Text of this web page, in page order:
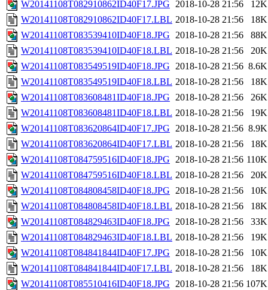
W20141108T082910862ID40F17.JPG 2018-10-28 21:56
12K
W20141108T082910862ID40F17.LBL 2018-10-28 21:56
18K
W20141108T083539410ID40F18.JPG 2018-10-28 21:56
88K
W20141108T083539410ID40F18.LBL 2018-10-28 21:56
20K
W20141108T083549519ID40F18.JPG 2018-10-28 21:56 8.6K
W20141108T083549519ID40F18.LBL 2018-10-28 21:56
18K
W20141108T083608481ID40F18.JPG 2018-10-28 21:56
26K
W20141108T083608481ID40F18.LBL 2018-10-28 21:56
19K
W20141108T083620864ID40F17.JPG 2018-10-28 21:56 8.9K
W20141108T083620864ID40F17.LBL 2018-10-28 21:56
18K
W20141108T084759516ID40F18.JPG 2018-10-28 21:56 110K
W20141108T084759516ID40F18.LBL 2018-10-28 21:56
20K
W20141108T084808458ID40F18.JPG 2018-10-28 21:56
10K
W20141108T084808458ID40F18.LBL 2018-10-28 21:56
18K
W20141108T084829463ID40F18.JPG 2018-10-28 21:56
33K
W20141108T084829463ID40F18.LBL 2018-10-28 21:56
19K
W20141108T084841844ID40F17.JPG 2018-10-28 21:56
10K
W20141108T084841844ID40F17.LBL 2018-10-28 21:56
18K
W20141108T085510416ID40F18.JPG 2018-10-28 21:56 107K